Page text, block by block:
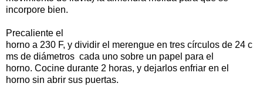
incorpore bien.
Precaliente el
horno a 230 F, y dividir el merengue en tres círculos de 24 c
ms de diámetros cada uno sobre un papel para el
horno. Cocine durante 2 horas, y dejarlos enfriar en el
horno sin abrir sus puertas.